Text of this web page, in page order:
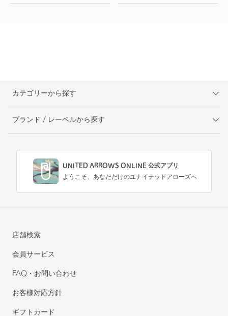
カテゴリーから探す
ブランド / レーベルから探す
UNITED ARROWS ONLINE 公式アプリ
ようこそ、あなただけのユナイテッドアローズへ
店舗検索
会員サービス
FAQ・お問い合わせ
お客様対応方針
ギフトカード